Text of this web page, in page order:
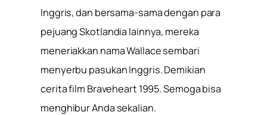
Inggris, dan bersama-sama dengan para
pejuang Skotlandia lainnya, mereka
meneriakkan nama Wallace sembari
menyerbu pasukan Inggris. Demikian
cerita film Braveheart 1995. Semoga bisa
menghibur Anda sekalian.